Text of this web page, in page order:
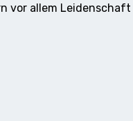
vor allem